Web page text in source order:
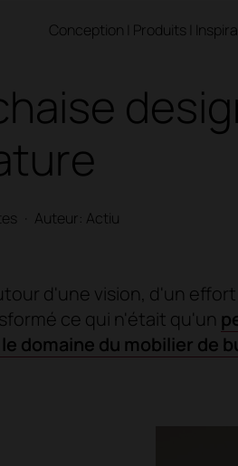
Conception Produits
Auteur: Actiu
d'une vision, d'un
ce qui n'était qu'un
domaine du mobilier de